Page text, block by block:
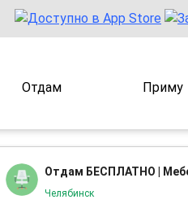
Отдам Приму
Отдам БЕСПЛАТНО |
Челябинск